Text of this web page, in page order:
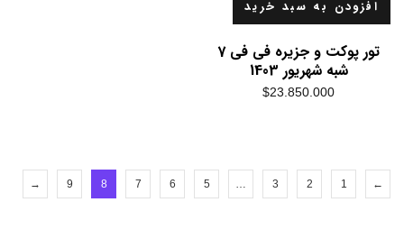
افزودن به سبد خرید
تور پوکت و جزیره فی فی 7
شبه شهریور 1403
$23.850.000
←
1
2
3
5
6
7
8
9
→